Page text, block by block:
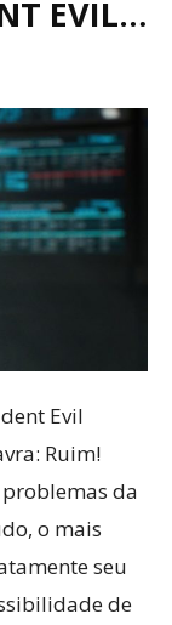
EVIL…
Evil
Ruim!
da
o mais
seu
de